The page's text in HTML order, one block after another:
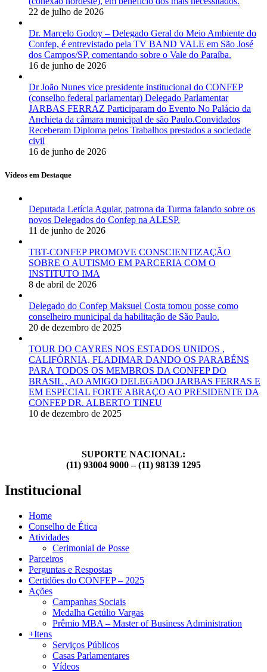
22 de julho de 2026
Dr. Marcelo Godoy – Delegado Geral do Meio Ambiente do
Confep, é entrevistado pela TV BAND VALE em São José
dos Campos/SP, comentando sobre o Vale do Paraíba.
16 de junho de 2026
Dr João Nunes vice presidente institucional do CONFEP
(conselho federal parlamentar) Delegado Parlamentar
JARBAS FERRAZ Participaram do Evento No Palácio da
Anchieta da câmara municipal de são Paulo.Convidados
Receberam Diploma pelos Trabalhos prestados a sociedade
civil
16 de junho de 2026
Vídeos em Destaque
Deputada Letícia Aguiar, patrona da Turma falando sobre os
novos Delegados do Confep na ALESP.
11 de junho de 2026
TBT-CONFEP PROMOVE CONSCIENTIZAÇÃO
SOBRE O AUTISMO EM PARCERIA COM O
INSTITUTO IMA
8 de abril de 2026
Delegado do Confep Maksuel Costa tomou posse como
conselheiro municipal da habilitação de São Paulo.
20 de dezembro de 2025
TOUR DO CAYRES NOS ESTADOS UNIDOS ,
CALIFÓRNIA, FLADIMAR DANDO OS PARABÉNS
PARA TODOS OS MEMBROS DA CONFEP DO
BRASIL , AO AMIGO DELEGADO JARBAS FERRAS E
EM ESPECIAL FORTE ABRAÇO AO PRESIDENTE DA
CONFEP DR. ALBERTO TINEU
10 de dezembro de 2025
SUPORTE NACIONAL:
(11) 93004 9000 – (11) 98139 1295
Institucional
Home
Conselho de Ética
Atividades
Cerimonial de Posse
Parceiros
Perguntas e Respostas
Certidões do CONFEP – 2025
Ações
Campanhas Sociais
Medalha Getúlio Vargas
Prêmio MBA – Master of Business Administration
+Itens
Serviços Públicos
Casas Parlamentares
Vídeos